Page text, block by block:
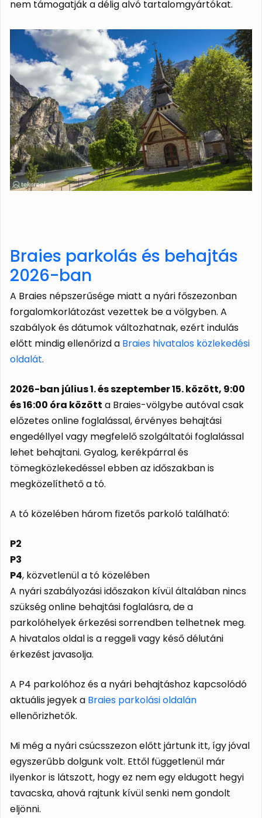
nem támogatják a délig alvó tartalomgyártókat.
Braies parkolás és behajtás
2026-ban
A Braies népszerűsége miatt a nyári főszezonban
forgalomkorlátozást vezettek be a völgyben. A
szabályok és dátumok változhatnak, ezért indulás
előtt mindig ellenőrizd a Braies hivatalos közlekedési
oldalát.
2026-ban július 1. és szeptember 15. között, 9:00
és 16:00 óra között a Braies-völgybe autóval csak
előzetes online foglalással, érvényes behajtási
engedéllyel vagy megfelelő szolgáltatói foglalással
lehet behajtani. Gyalog, kerékpárral és
tömegközlekedéssel ebben az időszakban is
megközelíthető a tó.
A tó közelében három fizetős parkoló található:
P2
P3
P4, közvetlenül a tó közelében
A nyári szabályozási időszakon kívül általában nincs
szükség online behajtási foglalásra, de a
parkolóhelyek érkezési sorrendben telhetnek meg.
A hivatalos oldal is a reggeli vagy késő délutáni
érkezést javasolja.
A P4 parkolóhoz és a nyári behajtáshoz kapcsolódó
aktuális jegyek a Braies parkolási oldalán
ellenőrizhetők.
Mi még a nyári csúcsszezon előtt jártunk itt, így jóval
egyszerűbb dolgunk volt. Ettől függetlenül már
ilyenkor is látszott, hogy ez nem egy eldugott hegyi
tavacska, ahová rajtunk kívül senki nem gondolt
eljönni.